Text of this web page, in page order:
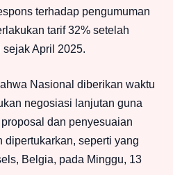
terhadap pengumuman
tarif 32% setelah
April 2025.
Nasional diberikan waktu
negosiasi lanjutan guna
dan penyesuaian
dipertukarkan, seperti yang
Belgia, pada Minggu, 13